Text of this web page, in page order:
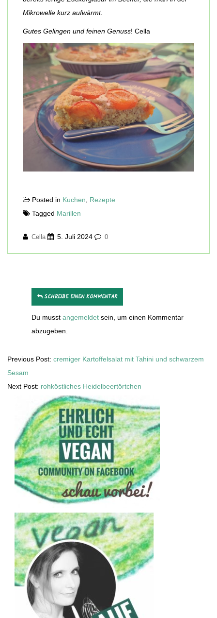
Mikrowelle kurz aufwärmt.
Gutes Gelingen und feinen Genuss! Cella
Posted in Kuchen
Rezepte
Tagged Marillen
Cella 5. Juli 2024 0
SCHREIBE EINEN KOMMENTAR
Du musst angemeldet sein, um einen Kommentar
abzugeben.
Previous Post: cremiger Kartoffelsalat mit Tahini und schwarzem
Sesam
Next Post: rohköstliches Heidelbeertörtchen
Secondary
Sidebar